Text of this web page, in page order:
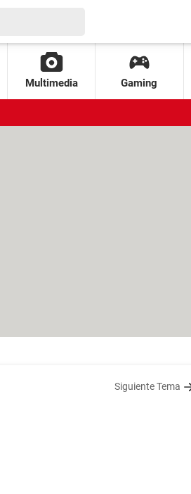
Multimedia Gaming
Siguiente Tema